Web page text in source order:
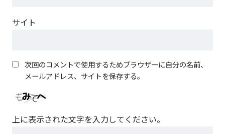
サイト
次回のコメントで使用するためブラウザーに自分の名前、
メールアドレス、サイトを保存する。
上に表示された文字を入力してください。